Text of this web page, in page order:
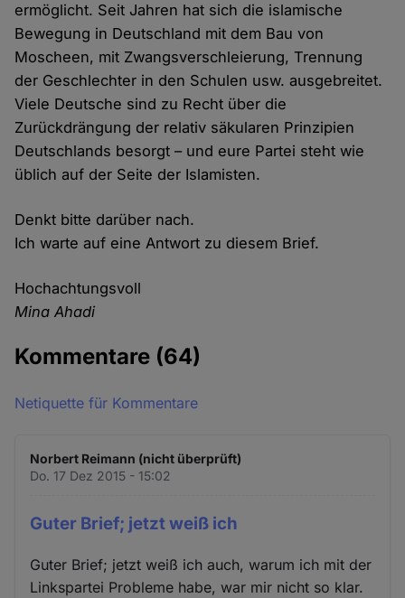
ermöglicht. Seit Jahren hat sich die islamische
Bewegung in Deutschland mit dem Bau von
Moscheen, mit Zwangsverschleierung, Trennung
der Geschlechter in den Schulen usw. ausgebreitet.
Viele Deutsche sind zu Recht über die
Zurückdrängung der relativ säkularen Prinzipien
Deutschlands besorgt – und eure Partei steht wie
üblich auf der Seite der Islamisten.
Denkt bitte darüber nach.
Ich warte auf eine Antwort zu diesem Brief.
Hochachtungsvoll
Mina Ahadi
Kommentare (64)
Netiquette für Kommentare
Norbert Reimann (nicht überprüft)
Do. 17 Dez 2015 - 15:02
Guter Brief; jetzt weiß ich
Guter Brief; jetzt weiß ich auch, warum ich mit der
Linkspartei Probleme habe, war mir nicht so klar.